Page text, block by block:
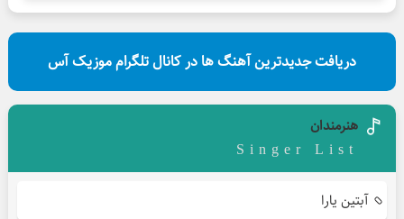
دریافت جدیدترین آهنگ ها در کانال تلگرام موزیک آس
هنرمندان
Singer List
آبتین یارا